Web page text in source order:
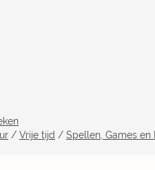
/ Vrije tijd / Spellen, Games en